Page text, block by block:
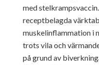
med
receptbelagda
muskelinflammation i
trots vila och
på grund av